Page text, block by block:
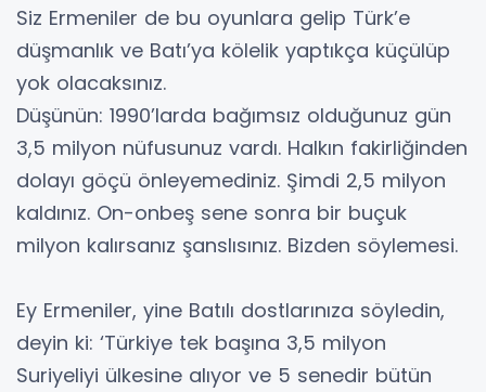
Siz Ermeniler de bu oyunlara gelip Türk’e
düşmanlık ve Batı’ya kölelik yaptıkça küçülüp
yok olacaksınız.
Düşünün: 1990’larda bağımsız olduğunuz gün
3,5 milyon nüfusunuz vardı. Halkın fakirliğinden
dolayı göçü önleyemediniz. Şimdi 2,5 milyon
kaldınız. On-onbeş sene sonra bir buçuk
milyon kalırsanız şanslısınız. Bizden söylemesi.
Ey Ermeniler, yine Batılı dostlarınıza söyledin,
deyin ki: ‘Türkiye tek başına 3,5 milyon
Suriyeliyi ülkesine alıyor ve 5 senedir bütün